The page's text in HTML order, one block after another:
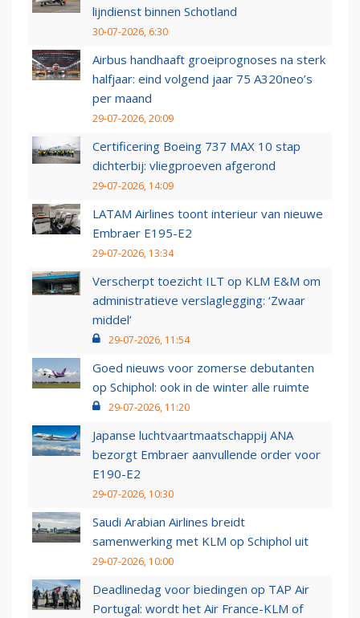
lijndienst binnen Schotland
30-07-2026, 6:30
Airbus handhaaft groeiprognoses na sterk
halfjaar: eind volgend jaar 75 A320neo’s
per maand
29-07-2026, 20:09
Certificering Boeing 737 MAX 10 stap
dichterbij: vliegproeven afgerond
29-07-2026, 14:09
LATAM Airlines toont interieur van nieuwe
Embraer E195-E2
29-07-2026, 13:34
Verscherpt toezicht ILT op KLM E&M om
administratieve verslaglegging: ‘Zwaar
middel’
29-07-2026, 11:54
Goed nieuws voor zomerse debutanten
op Schiphol: ook in de winter alle ruimte
29-07-2026, 11:20
Japanse luchtvaartmaatschappij ANA
bezorgt Embraer aanvullende order voor
E190-E2
29-07-2026, 10:30
Saudi Arabian Airlines breidt
samenwerking met KLM op Schiphol uit
29-07-2026, 10:00
Deadlinedag voor biedingen op TAP Air
Portugal: wordt het Air France-KLM of